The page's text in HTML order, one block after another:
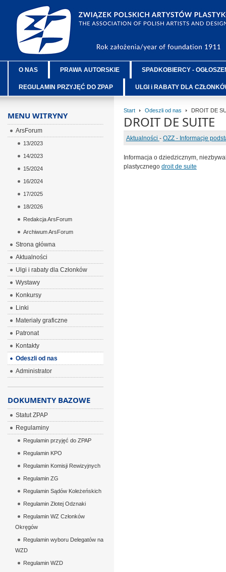
O NAS PRAWA AUTORSKIE SPADKOBIERCY -
REGULAMIN PRZYJĘĆ DO ZPAP ULGI i RABATY DLA
Start Odeszli od nas DROIT DE
DROIT DE SUITE
Aktualności - OZZ - Informacje
Informacja o dziedzicznym,
plastycznego droit de suite
MENU WITRYNY
ArsForum
13/2023
14/2023
15/2024
16/2024
17/2025
18/2026
Redakcja ArsForum
Archiwum ArsForum
Strona główna
Aktualności
Ulgi i rabaty dla Członków
Wystawy
Konkursy
Linki
Materiały graficzne
Patronat
Kontakty
Odeszli od nas
Administrator
DOKUMENTY BAZOWE
Statut ZPAP
Regulaminy
Regulamin przyjęć do ZPAP
Regulamin KPO
Regulamin Komisji Rewizyjnych
Regulamin ZG
Regulamin Sądów Koleżeńskich
Regulamin Złotej Odznaki
Regulamin WZ Członków
Okręgów
Regulamin wyboru Delegatów na
WZD
Regulamin WZD